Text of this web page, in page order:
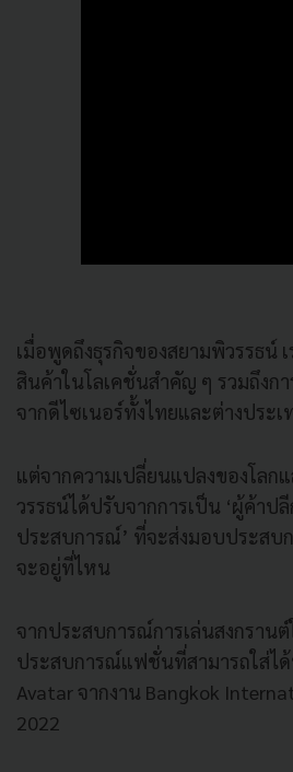
เมื่อพูดถึงธุรกิจของสยามพิวรรธน์
สินค้าในโลเคชั่นสำคัญ ๆ รวมถึงก
จากดีไซเนอร์ทั้งไทยและต่างประเ
แต่จากความเปลี่ยนแปลงของโลก
วรรธน์ได้ปรับจากการเป็น ‘ผู้ค้าป
ประสบการณ์’ ที่จะส่งมอบประสบ
จะอยู่ที่ไหน
จากประสบการณ์การเล่นสงกราน
ประสบการณ์แฟชั่นที่สามารถใส่ได้
Avatar จากงาน Bangkok
2022